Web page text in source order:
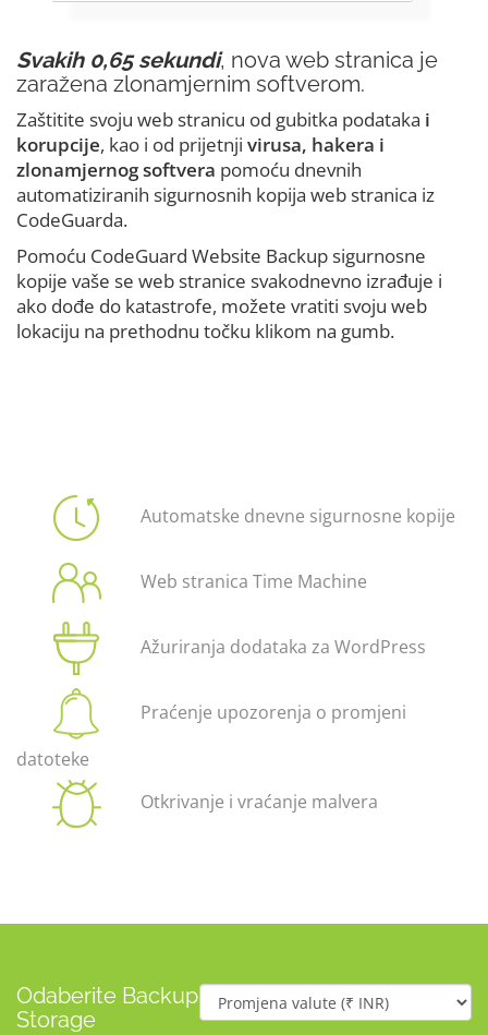
Svakih 0,65 sekundi, nova web stranica je
zaražena zlonamjernim softverom.
Zaštitite svoju web stranicu od gubitka podataka i
korupcije, kao i od prijetnji virusa, hakera i
zlonamjernog softvera pomoću dnevnih
automatiziranih sigurnosnih kopija web stranica iz
CodeGuarda.
Pomoću CodeGuard Website Backup sigurnosne
kopije vaše se web stranice svakodnevno izrađuje i
ako dođe do katastrofe, možete vratiti svoju web
lokaciju na prethodnu točku klikom na gumb.
Automatske dnevne sigurnosne kopije
Web stranica Time Machine
Ažuriranja dodataka za WordPress
Praćenje upozorenja o promjeni
datoteke
Otkrivanje i vraćanje malvera
Odaberite Backup
Storage